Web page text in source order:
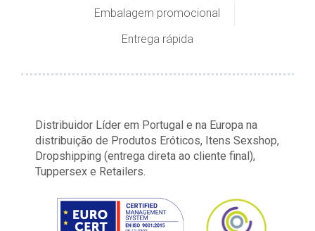
Embalagem promocional
Entrega rápida
Distribuidor Líder em Portugal e na Europa na
distribuição de Produtos Eróticos, Itens Sexshop,
Dropshipping (entrega direta ao cliente final),
Tuppersex e Retailers.